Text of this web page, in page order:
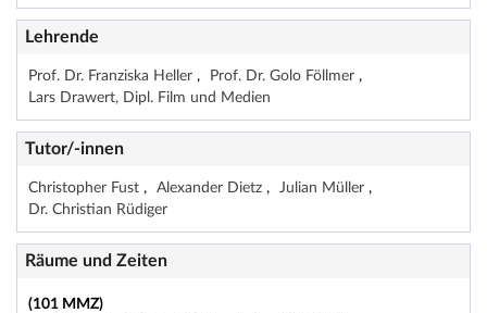
Lehrende
Prof. Dr. Franziska Heller
Prof. Dr. Golo Föllmer
Lars Drawert, Dipl. Film und Medien
Tutor/-innen
Christopher Fust Alexander Dietz
Julian Müller
Dr. Christian Rüdiger
Räume und Zeiten
(101 MMZ)